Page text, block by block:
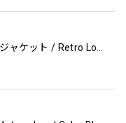
レトロルーズジッパージャケット / Retro Loose Zipper Jacket